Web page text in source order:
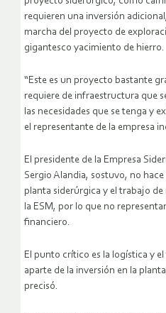
requieren una inversión
marcha del proyecto de
gigantesco yacimiento de hierro.
“Este es un proyecto bastante
requiere de infraestructura que
las necesidades que se tenga y
el representante de la empresa
El presidente de la Empresa
Sergio Alandia, sostuvo, no
planta siderúrgica y el trabajo
la ESM, por lo que no
financiero.
El punto crítico es la logística y
aparte de la inversión en la
precisó.